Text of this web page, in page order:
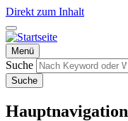
Direkt zum Inhalt
Menü
Suche
Suche
Hauptnavigation